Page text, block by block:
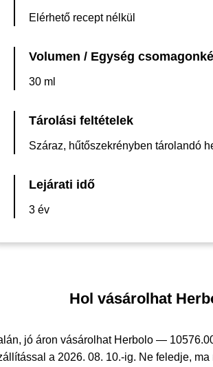
Elérhető recept nélkül
Volumen / Egység
30 ml
Tárolási feltételek
Száraz, hűtőszekrényben tárolandó
Lejárati idő
3 év
Hol vásárolhat
jó áron vásárolhat Herbolo —
a 2026. 08. 10.-ig. Ne feledje,